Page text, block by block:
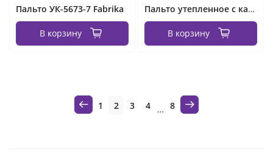
Пальто УК-5673-7 Fabrika
В корзину
Пальто утепленное с капюшоном УК- 5672-1 Fabrika
В корзину
1 2 3 4 … 8